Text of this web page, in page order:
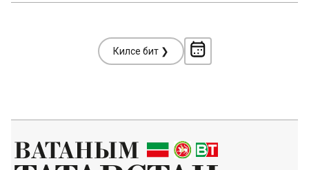
Киләсе бит ❯